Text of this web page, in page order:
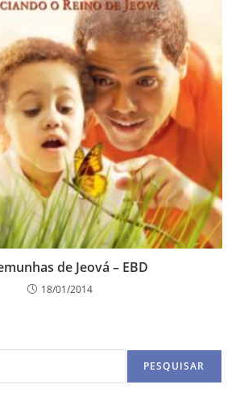
de Jeová – EBD
18/01/2014
PESQUISAR